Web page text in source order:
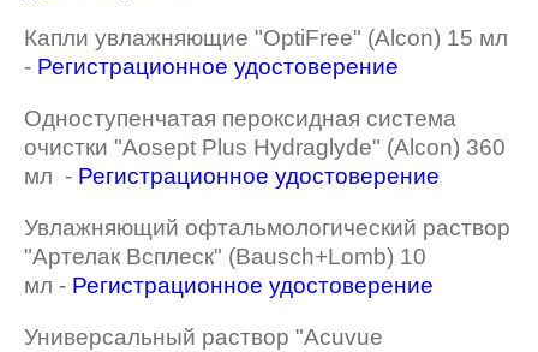
Капли увлажняющие "OptiFree" (Alcon) 15 мл
- Регистрационное удостоверение
Одноступенчатая пероксидная система
очистки "Aosept Plus Hydraglyde" (Alcon) 360
мл - Регистрационное удостоверение
Увлажняющий офтальмологический раствор
"Артелак Всплеск" (Bausch+Lomb) 10
мл - Регистрационное удостоверение
Универсальный раствор "Acuvue